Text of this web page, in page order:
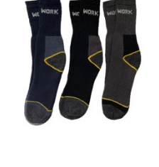
SICURO: Pest Reject è
scacciare